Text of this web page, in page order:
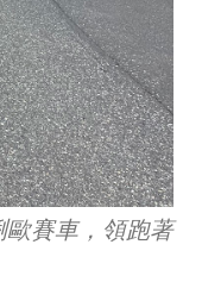
歐賽車，領跑著